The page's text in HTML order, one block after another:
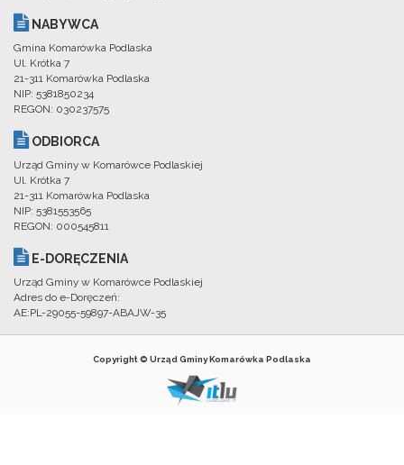
NABYWCA
Gmina Komarówka Podlaska
Ul. Krótka 7
21-311 Komarówka Podlaska
NIP: 5381850234
REGON: 030237575
ODBIORCA
Urząd Gminy w Komarówce Podlaskiej
Ul. Krótka 7
21-311 Komarówka Podlaska
NIP: 5381553565
REGON: 000545811
E-DORĘCZENIA
Urząd Gminy w Komarówce Podlaskiej
Adres do e-Doręczeń:
AE:PL-29055-59897-ABAJW-35
Copyright © Urząd Gminy Komarówka Podlaska